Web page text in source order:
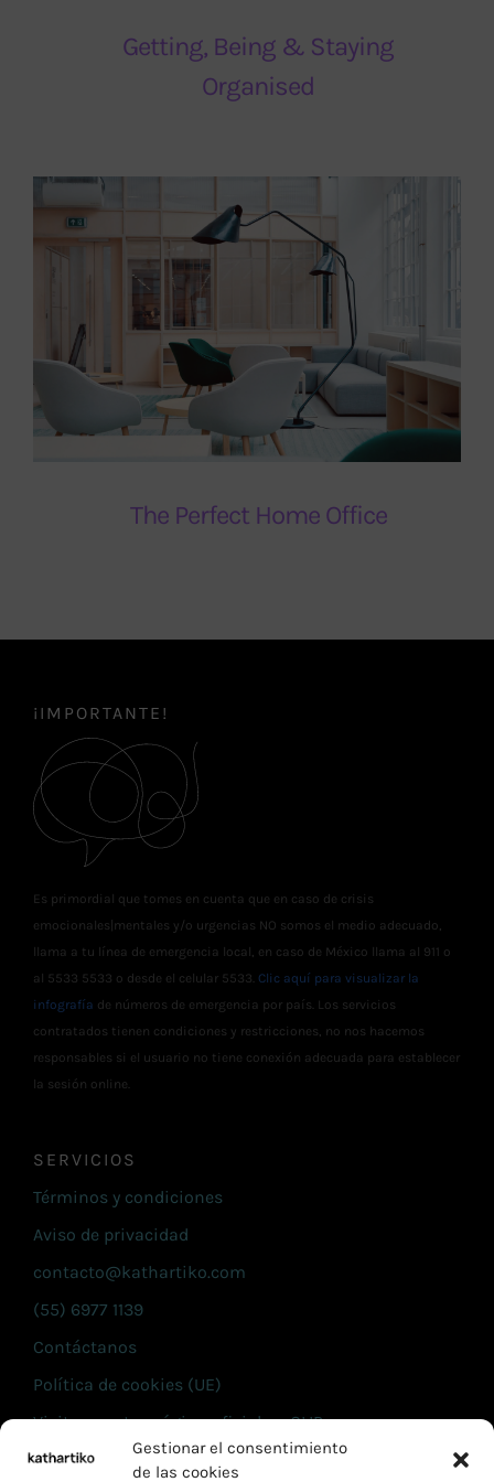
Gestionar el consentimiento
de las cookies
Getting, Being & Staying
Organised
The Perfect Home Office
¡IMPORTANTE!
Es primordial que tomes en cuenta que en caso de crisis
emocionales|mentales y/o urgencias NO somos el medio adecuado,
llama a tu línea de emergencia local, en caso de México llama al 911 o
al 5533 5533 o desde el celular 5533. Clic aquí para visualizar la
infografía de números de emergencia por país. Los servicios
contratados tienen condiciones y restricciones, no nos hacemos
responsables si el usuario no tiene conexión adecuada para establecer
la sesión online.
SERVICIOS
Términos y condiciones
Aviso de privacidad
contacto@kathartiko.com
(55) 6977 1139
Contáctanos
Política de cookies (UE)
Visita nuestra página oficial en CLIP